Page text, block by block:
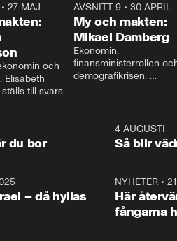
•27 MAJ
och
Elisabeth
till svars
AVSNITT 9• 30 APRIL
My och makten:
Mikael Damberg
Ekonomin,
finansministerrollen
demografikrisen.
och Makten.
1:06
du bor
4 AUGUSTI
Så blir
– då hyllas
NYHETER •
Här
fångarna